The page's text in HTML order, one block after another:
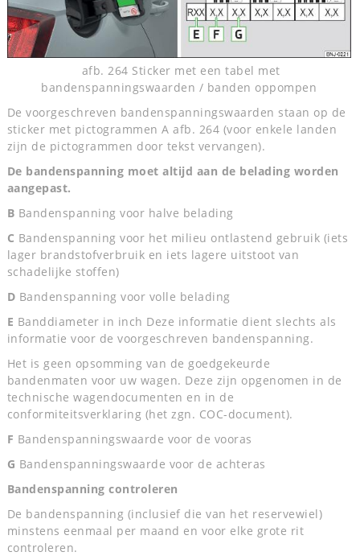
afb. 264 Sticker met een tabel met
bandenspanningswaarden / banden oppompen
De voorgeschreven bandenspanningswaarden staan op de
sticker met pictogrammen A afb. 264 (voor enkele landen
zijn de pictogrammen door tekst vervangen).
De bandenspanning moet altijd aan de belading worden
aangepast.
B Bandenspanning voor halve belading
C Bandenspanning voor het milieu ontlastend gebruik (iets
lager brandstofverbruik en iets lagere uitstoot van
schadelijke stoffen)
D Bandenspanning voor volle belading
E Banddiameter in inch Deze informatie dient slechts als
informatie voor de voorgeschreven bandenspanning.
Het is geen opsomming van de goedgekeurde
bandenmaten voor uw wagen. Deze zijn opgenomen in de
technische wagendocumenten en in de
conformiteitsverklaring (het zgn. COC-document).
F Bandenspanningswaarde voor de vooras
G Bandenspanningswaarde voor de achteras
Bandenspanning controleren
De bandenspanning (inclusief die van het reservewiel)
minstens eenmaal per maand en voor elke grote rit
controleren.